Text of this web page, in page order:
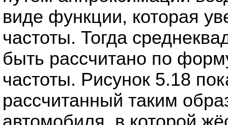
виде функции, которая
частоты. Тогда
быть рассчитано по
частоты. Рисунок 5.18
рассчитанный таким